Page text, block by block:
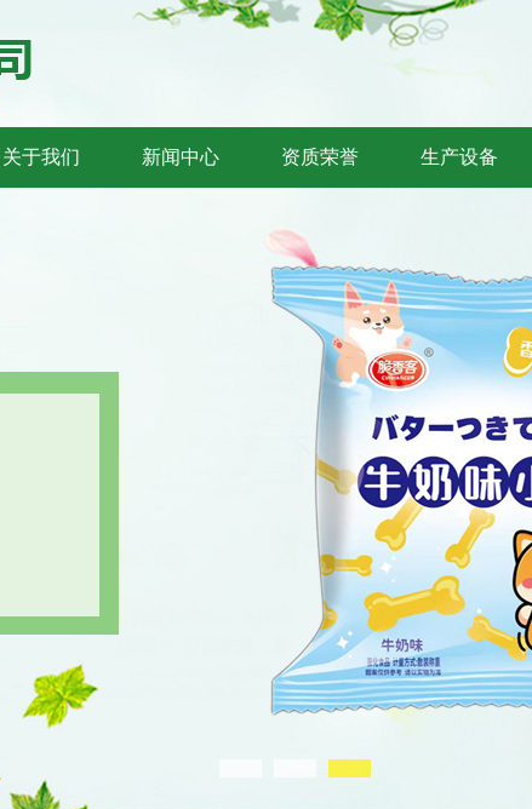
关于我们 新闻中心 资质荣誉 生产设备